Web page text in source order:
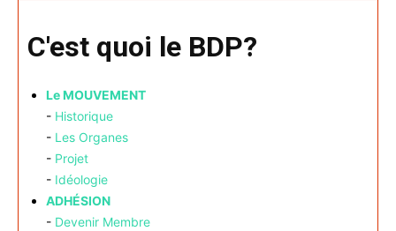
C'est quoi le BDP?
Le MOUVEMENT
- Historique
- Les Organes
- Projet
- Idéologie
ADHÉSION
- Devenir Membre